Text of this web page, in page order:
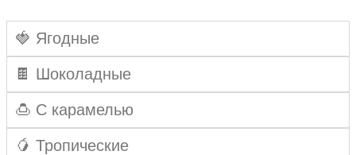
🍓 Ягодные
🍫 Шоколадные
🍮 С карамелью
🥭 Тропические